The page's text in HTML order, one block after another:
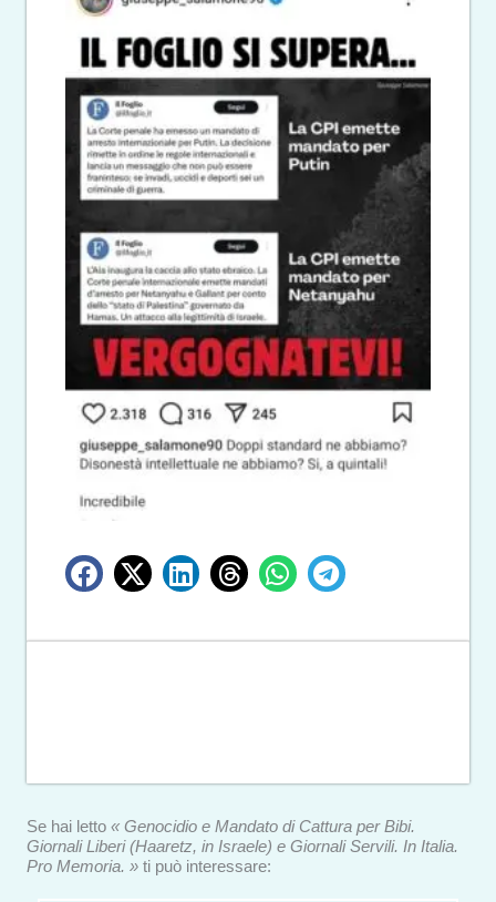
Se hai letto « Genocidio e Mandato di Cattura per Bibi.
Giornali Liberi (Haaretz, in Israele) e Giornali Servili. In Italia.
Pro Memoria. » ti può interessare: